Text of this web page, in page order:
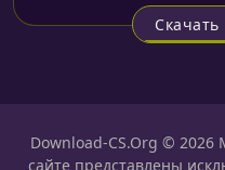
Скачать
Download-CS.Org ©
сайте представлены